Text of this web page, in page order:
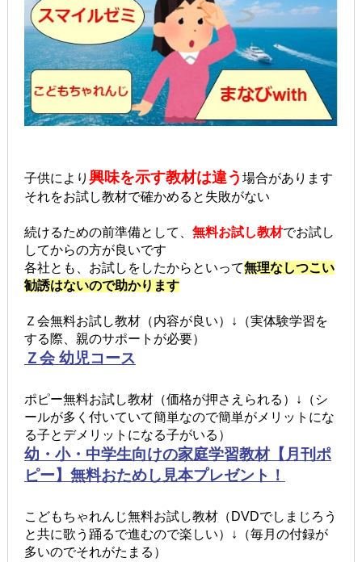
子供により 興味を示す教材は違う 場合があります
それをお試し教材で確かめると失敗がない
続けるための前準備として、 無料お試し教材でお試し
してからの方が良いです
各社とも、お試しをしたからといって無理なしつこい
勧誘はないので助かります
Ｚ会無料お試し教材（内容が良い）↓（実体験学習を
する際、親のサポートが必要）
Ｚ会 幼児コース
ポピー無料お試し教材（価格が押さえられる）↓（シ
ールが多く付いていて簡単なので簡単がメリットにな
る子とデメリットになる子がいる）
幼・小・中学生向けの家庭学習教材【月刊ポ
ピー】無料おためし見本プレゼント！
こどもちゃれんじ無料お試し教材（DVDでしまじろう
と共に歌う踊るで進むので楽しい）↓（毎月の付録が
多いのでそれがたまる）